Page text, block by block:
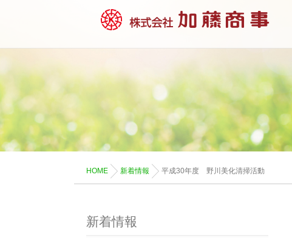
HOME 新着情報 平成30年度 野川美化清掃活動
新着情報